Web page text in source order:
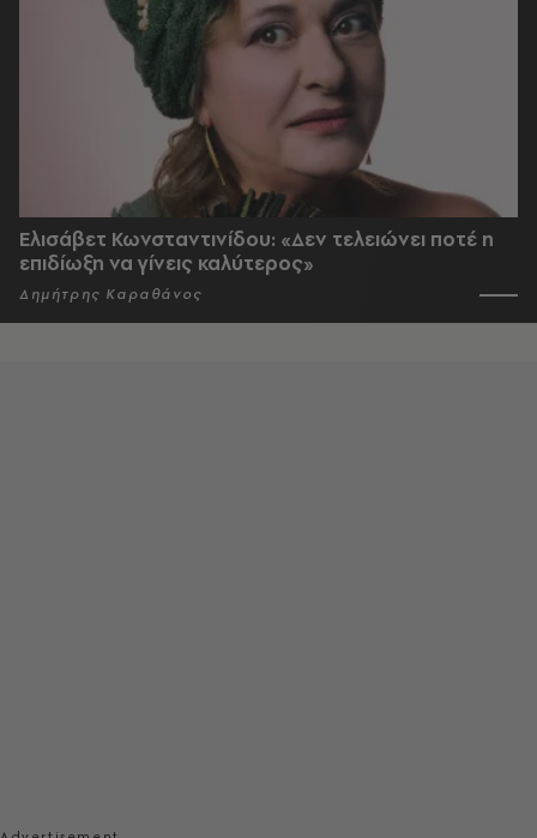
Ελισάβετ Κωνσταντινίδου: «Δεν τελειώνει ποτέ η
επιδίωξη να γίνεις καλύτερος»
Δημήτρης Καραθάνος